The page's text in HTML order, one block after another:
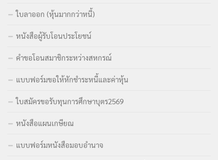
ใบลาออก (หุ้นมากกว่าหนี้)
หนังสือผู้รับโอนประโยชน์
คำขอโอนสมาชิกระหว่างสหกรณ์
แบบฟอร์มขอให้หักชำระหนี้และค่าหุ้น
ใบสมัครขอรับทุนการศึกษาบุตร2569
หนังสือแผนเกษียณ
แบบฟอร์มหนังสือมอบอำนาจ